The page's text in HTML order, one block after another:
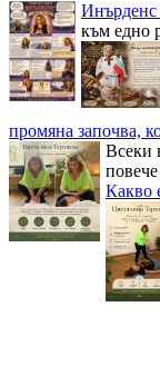
Инърденс
към едно
промяна започва,
Всеки
Какво